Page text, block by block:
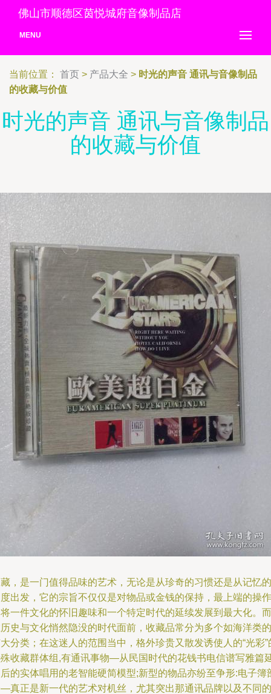
佛山市顺德区茵悦城府音像制品店
MENU
当前位置： 首页 > 产品大全 > 时光的声音 通讯与音像制品
的收藏与价值
时光的声音 通讯与音像制品
的收藏与价值
，是一门值得品味的艺术，无论是从珍奇的习惯还是从记忆的
出发，它的宗旨不仅仅是对物品或金钱的保持，最上端的操作
一件文化的怀旧趣味和一个特定时代的延续发展到最大化。而
史与文化悄然隐没的时代面前，收藏品常分为多个如海洋类的
分类；在这迷人的范围当中，格外珍贵又散发诱使人的“光彩”
收藏群体组,有通讯事物—从民国时代的花钱书电信谱写雅篇
的实体唱用的老智能硬简模型;新型的物品亦纷至争形:电子簿
真正是新一代的艺术对机丝，尤其突出那通讯品牌以及不同的